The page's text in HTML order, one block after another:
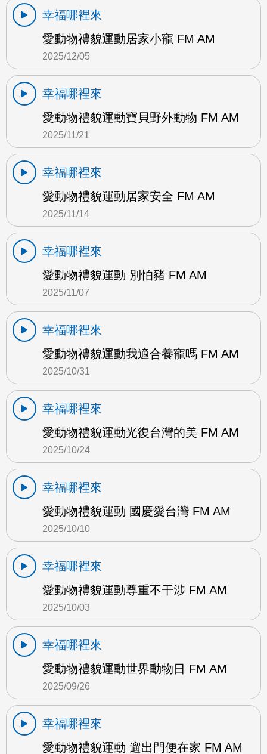
幸福哪裡來
愛動物禮貌運動居家小寵 FM AM
2025/12/05
幸福哪裡來
愛動物禮貌運動寶貝野外動物 FM AM
2025/11/21
幸福哪裡來
愛動物禮貌運動居家安全 FM AM
2025/11/14
幸福哪裡來
愛動物禮貌運動 別怕豬 FM AM
2025/11/07
幸福哪裡來
愛動物禮貌運動我適合養寵嗎 FM AM
2025/10/31
幸福哪裡來
愛動物禮貌運動光復台灣的美 FM AM
2025/10/24
幸福哪裡來
愛動物禮貌運動 國慶愛台灣 FM AM
2025/10/10
幸福哪裡來
愛動物禮貌運動尊重不干涉 FM AM
2025/10/03
幸福哪裡來
愛動物禮貌運動世界動物日 FM AM
2025/09/26
幸福哪裡來
愛動物禮貌運動 遛出門便在家 FM AM